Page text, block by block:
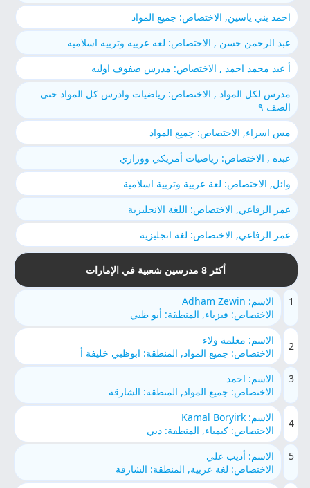
احمد بني ياسين, الاختصاص: جميع المواد
عبد الرحمن حسن , الاختصاص: لغه عربيه وتربيه اسلاميه
أ عيد محمد احمد , الاختصاص: مدرس صفوف اوليه
مدرس لكل المواد , الاختصاص: رياضيات وادرس كل المواد حتى
الصف ٩
مس اسراء, الاختصاص: جميع المواد
عبده , الاختصاص: رياضيات أمريكي ووزاري
وائل, الاختصاص: لغة عربية وتربية اسلامية
عمر الرفاعي, الاختصاص: اللغة الانجليزية
عمر الرفاعي, الاختصاص: لغة انجليزية
أكثر 8 مدرسين شعبية في الإمارات
1
الاسم: Adham Zewin
الاختصاص: فيزياء, المنطقة: أبو ظبي
2
الاسم: معلمة ولاء
الاختصاص: جميع المواد, المنطقة: ابوظبي خليفة أ
3
الاسم: احمد
الاختصاص: جميع المواد, المنطقة: الشارقة
4
الاسم: Kamal Boryirk
الاختصاص: كيمياء, المنطقة: دبي
5
الاسم: أديب علي
الاختصاص: لغة عربية, المنطقة: الشارقة